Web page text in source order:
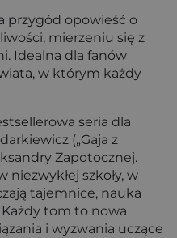
przygód opowieść o
mierzeniu się z
Idealna dla fanów
w którym każdy
seria dla
(„Gaja z
Zapotocznej.
szkoły, w
tajemnice, nauka
tom to nowa
i wyzwania uczące